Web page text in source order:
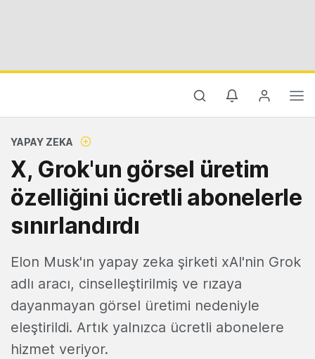
YAPAY ZEKA
X, Grok'un görsel üretim
özelliğini ücretli abonelerle
sınırlandırdı
Elon Musk'ın yapay zeka şirketi xAI'nin Grok
adlı aracı, cinselleştirilmiş ve rızaya
dayanmayan görsel üretimi nedeniyle
eleştirildi. Artık yalnızca ücretli abonelere
hizmet veriyor.